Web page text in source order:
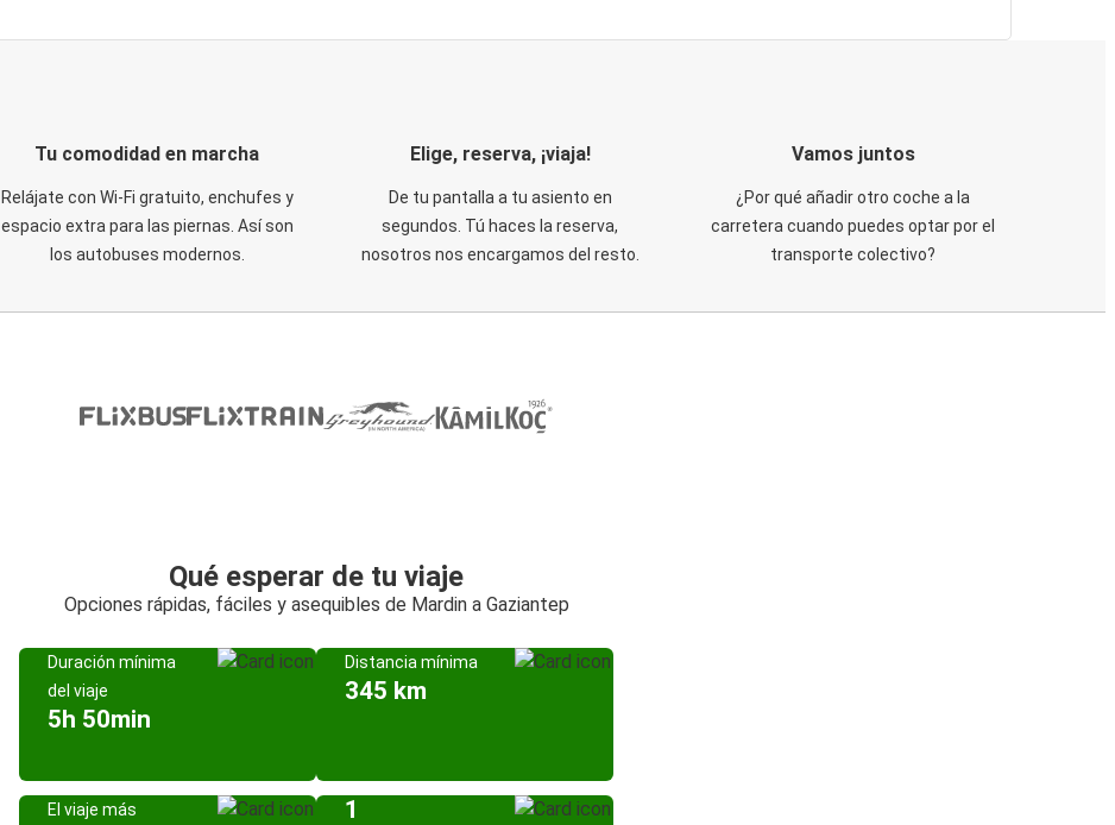
Tu comodidad en marcha
Relájate con Wi-Fi gratuito, enchufes y
espacio extra para las piernas. Así son
los autobuses modernos.
Elige, reserva, ¡viaja!
De tu pantalla a tu asiento en
segundos. Tú haces la reserva,
nosotros nos encargamos del resto.
Vamos juntos
¿Por qué añadir otro coche a la
carretera cuando puedes optar por el
transporte colectivo?
Qué esperar de tu viaje
Opciones rápidas, fáciles y asequibles de Mardin a Gaziantep
Duración mínima
del viaje
5h 50min
Distancia mínima
345 km
El viaje más
1